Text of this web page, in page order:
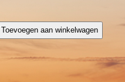
Toevoegen aan winkelwagen